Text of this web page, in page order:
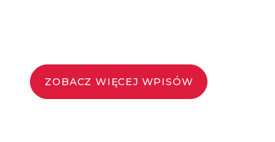
ZOBACZ WIĘCEJ WPISÓW